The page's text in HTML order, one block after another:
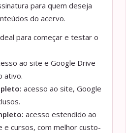
para quem deseja
do acervo.
para começar e testar o
ao site e Google Drive
ativo.
acesso ao site, Google
acesso estendido ao
e cursos, com melhor custo-